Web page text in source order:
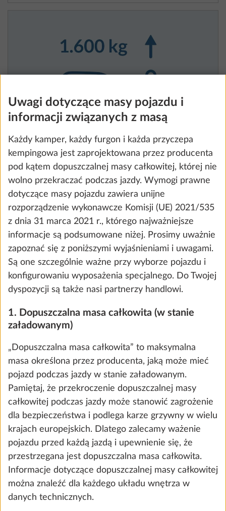
Zwiększenie DMC do 1600 kg z
koniecznością zmian technicznych
3,8 kg
2372 zł
Dodaj
Zwiększenie DMC ze zmianami
technicznymi dla pojazdów jednoosiowych
do 1800 kg
25,5 kg
2372 zł
Dodaj
Uwagi dotyczące masy pojazdu i
informacji związanych z masą
Każdy kamper, każdy furgon i każda przyczepa
kempingowa jest zaprojektowana przez producenta
pod kątem dopuszczalnej masy całkowitej, której nie
wolno przekraczać podczas jazdy. Wymogi prawne
dotyczące masy pojazdu zawiera unijne
rozporządzenie wykonawcze Komisji (UE) 2021/535
z dnia 31 marca 2021 r., którego najważniejsze
informacje są podsumowane niżej. Prosimy uważnie
zapoznać się z poniższymi wyjaśnieniami i uwagami.
Są one szczególnie ważne przy wyborze pojazdu i
konfigurowaniu wyposażenia specjalnego. Do Twojej
dyspozycji są także nasi partnerzy handlowi.
1. Dopuszczalna masa całkowita (w stanie
załadowanym)
„Dopuszczalna masa całkowita” to maksymalna
masa określona przez producenta, jaką może mieć
pojazd podczas jazdy w stanie załadowanym.
Pamiętaj, że przekroczenie dopuszczalnej masy
całkowitej podczas jazdy może stanowić zagrożenie
dla bezpieczeństwa i podlega karze grzywny w wielu
krajach europejskich. Dlatego zalecamy ważenie
pojazdu przed każdą jazdą i upewnienie się, że
przestrzegana jest dopuszczalna masa całkowita.
Informacje dotyczące dopuszczalnej masy całkowitej
można znaleźć dla każdego układu wnętrza w
danych technicznych.